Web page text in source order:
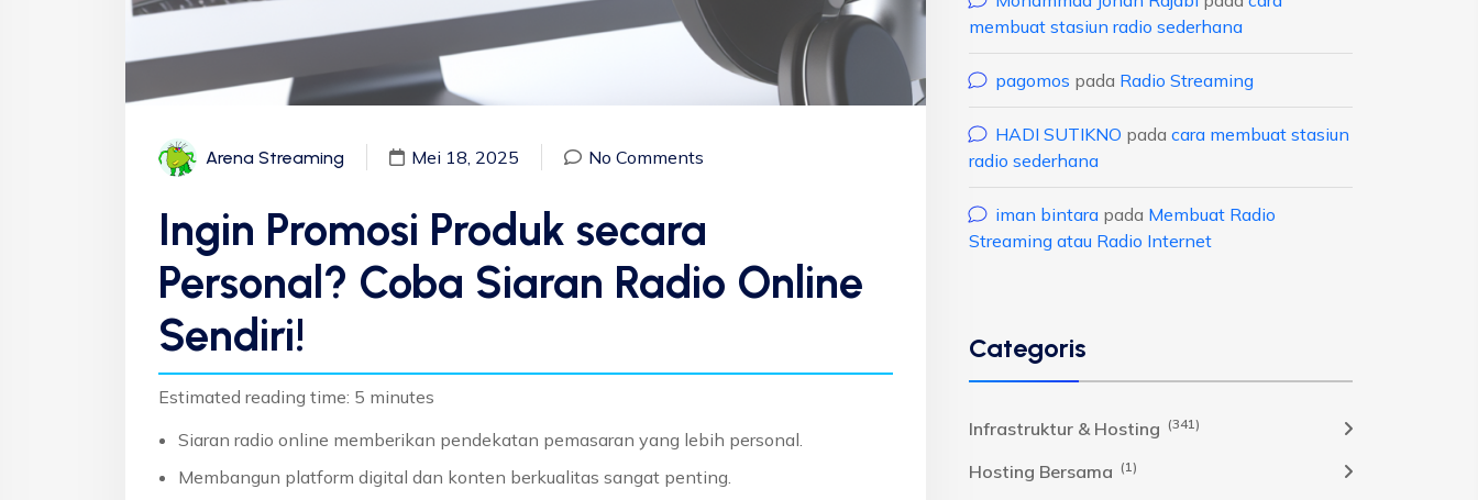
Arena Streaming Mei 18, 2025 No Comments
Ingin Promosi Produk secara
Personal? Coba Siaran Radio Online
Sendiri!
Estimated reading time: 5 minutes
Siaran radio online memberikan pendekatan pemasaran yang lebih personal.
Membangun platform digital dan konten berkualitas sangat penting.
membuat stasiun radio sederhana
pagomos pada Radio Streaming
HADI SUTIKNO pada cara membuat stasiun
radio sederhana
iman bintara pada Membuat Radio
Streaming atau Radio Internet
Categoris
Infrastruktur & Hosting (341)
Hosting Bersama (1)